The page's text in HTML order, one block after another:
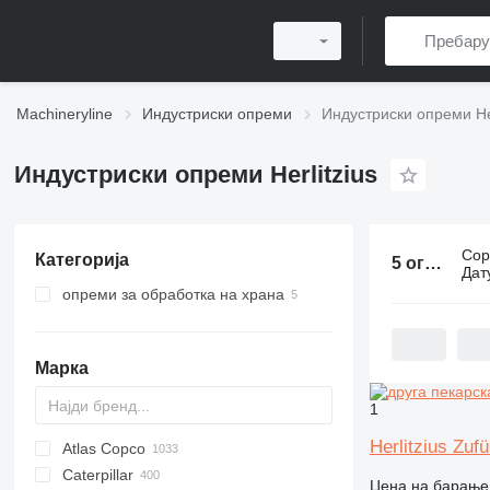
Machineryline Индустриски опреми Индустриски опреми
Индустриски опреми Herlitzius
Категорија
опреми за обработка на храна
Марка
PDS
APD
AB
Ensis
Pega
VZ
AG3
Atlas Copco
DrillAir
QAS
PDP
E-series
B-series
BM
GFS
VT
Rover
533
Airpure
BySprint Fiber
CK
SR
Caterpillar
5 огласа:
1
Herlitzius
Цена на барање